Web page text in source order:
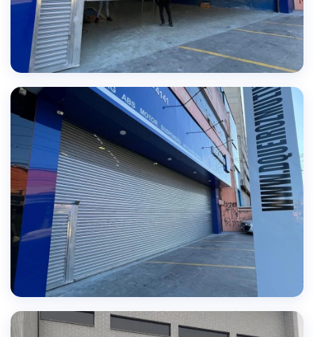
QUALIDADE GARANTIDA
Projetos executados com excelência e precisão
SOLUÇÕES PERSONALIZADAS